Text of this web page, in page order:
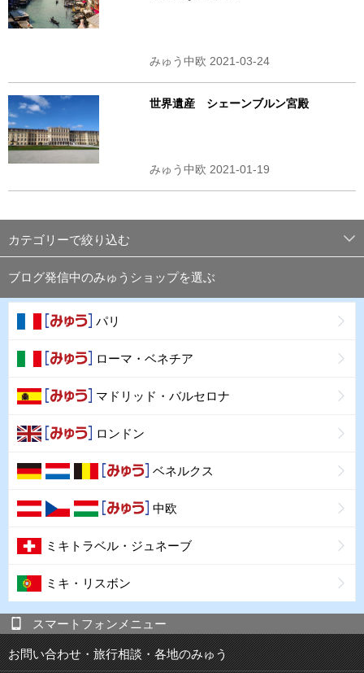
みゅう中欧 2021-03-24
世界遺産 シェーンブルン宮殿
みゅう中欧 2021-01-19
カテゴリーで絞り込む
ブログ発信中のみゅうショップを選ぶ
パリ
ローマ・ベネチア
マドリッド・バルセロナ
ロンドン
ベネルクス
中欧
ミキトラベル・ジュネーブ
ミキ・リスボン
スマートフォンメニュー
お問い合わせ・旅行相談・各地のみゅう